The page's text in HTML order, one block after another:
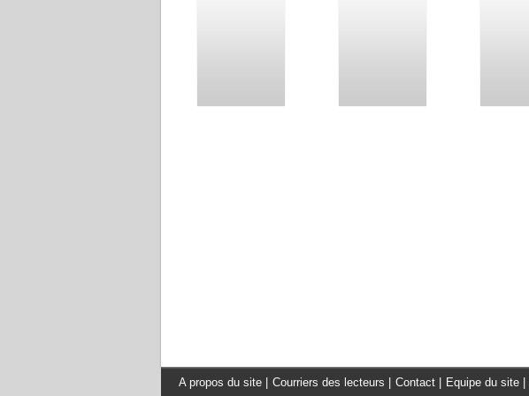
A propos du site Courriers des lecteurs Contact Equipe du site